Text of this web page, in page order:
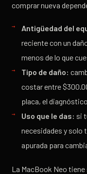
comprar nueva
Antigüedad del
reciente con un
menos de lo que
Tipo de daño:
costar entre
placa, el
Uso que le das: si
necesidades y solo
apurada para
La MacBook Neo